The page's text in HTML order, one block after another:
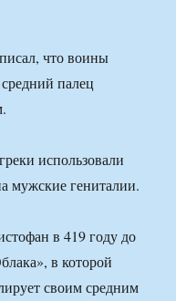
что воины
палец
использовали
мужские гениталии.
в 419 году до
в которой
своим средним